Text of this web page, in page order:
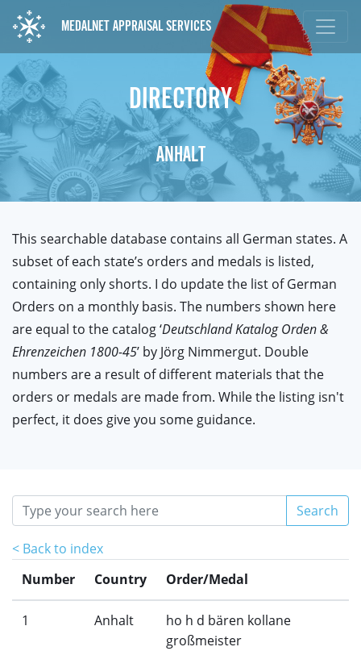
MEDALNET APPRAISAL SERVICES
DIRECTORY
ANHALT
This searchable database contains all German states. A
subset of each state’s orders and medals is listed,
containing only shorts. I do update the list of German
Orders on a monthly basis. The numbers shown here
are equal to the catalog ‘Deutschland Katalog Orden &
Ehrenzeichen 1800-45’ by Jörg Nimmergut. Double
numbers are a result of different materials that the
orders or medals are made from. While the listing isn't
perfect, it does give you some guidance.
Search
< Back to index
Number
Country Order/Medal
1 Anhalt
ho h d bären kollane
großmeister